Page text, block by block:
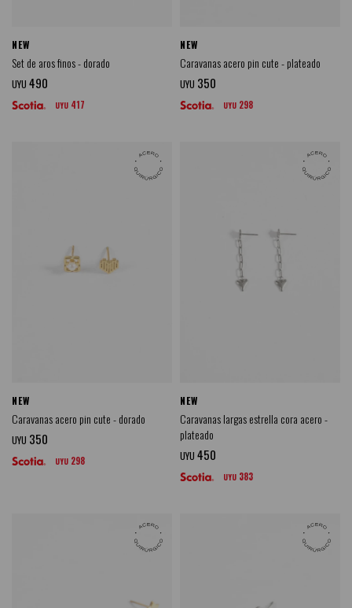
NEW
Set de aros finos - dorado
UYU 490
UYU 417
NEW
Caravanas acero pin cute - plateado
UYU 350
UYU 298
NEW
Caravanas acero pin cute - dorado
UYU 350
UYU 298
NEW
Caravanas largas estrella cora acero -
plateado
UYU 450
UYU 383